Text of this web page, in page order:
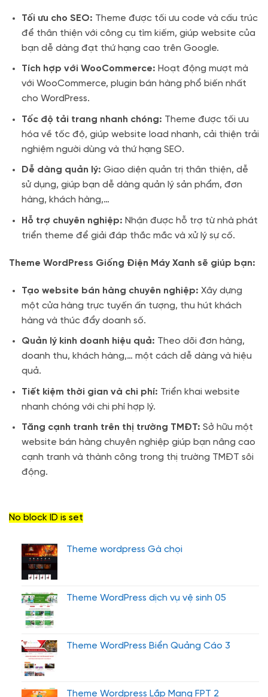
Tối ưu cho SEO: Theme được tối ưu code và cấu trúc
để thân thiện với công cụ tìm kiếm, giúp website của
bạn dễ dàng đạt thứ hạng cao trên Google.
Tích hợp với WooCommerce: Hoạt động mượt mà
với WooCommerce, plugin bán hàng phổ biến nhất
cho WordPress.
Tốc độ tải trang nhanh chóng: Theme được tối ưu
hóa về tốc độ, giúp website load nhanh, cải thiện trải
nghiệm người dùng và thứ hạng SEO.
Dễ dàng quản lý: Giao diện quản trị thân thiện, dễ
sử dụng, giúp bạn dễ dàng quản lý sản phẩm, đơn
hàng, khách hàng,…
Hỗ trợ chuyên nghiệp: Nhận được hỗ trợ từ nhà phát
triển theme để giải đáp thắc mắc và xử lý sự cố.
Theme WordPress Giống Điện Máy Xanh sẽ giúp bạn:
Tạo website bán hàng chuyên nghiệp: Xây dựng
một cửa hàng trực tuyến ấn tượng, thu hút khách
hàng và thúc đẩy doanh số.
Quản lý kinh doanh hiệu quả: Theo dõi đơn hàng,
doanh thu, khách hàng,… một cách dễ dàng và hiệu
quả.
Tiết kiệm thời gian và chi phí: Triển khai website
nhanh chóng với chi phí hợp lý.
Tăng cạnh tranh trên thị trường TMĐT: Sở hữu một
website bán hàng chuyên nghiệp giúp bạn nâng cao
cạnh tranh và thành công trong thị trường TMĐT sôi
động.
No block ID is set
Theme wordpress Gà chọi
Theme WordPress dịch vụ vệ sinh 05
Theme WordPress Biển Quảng Cáo 3
Theme Wordpress Lắp Mạng FPT 2